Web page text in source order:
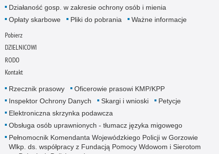
Działaność gosp. w zakresie ochrony osób i mienia
Opłaty skarbowe
Pliki do pobrania Ważne informacje
Pobierz
DZIELNICOWI
RODO
Kontakt
Rzecznik prasowy
Oficerowie prasowi KMP/KPP
Inspektor Ochrony Danych
Skargi i wnioski
Petycje
Elektroniczna skrzynka podawcza
Obsługa osób uprawnionych - tłumacz języka migowego
Pełnomocnik Komendanta Wojewódzkiego Policji w Gorzowie
Wlkp. ds. współpracy z Fundacją Pomocy Wdowom i Sierotom